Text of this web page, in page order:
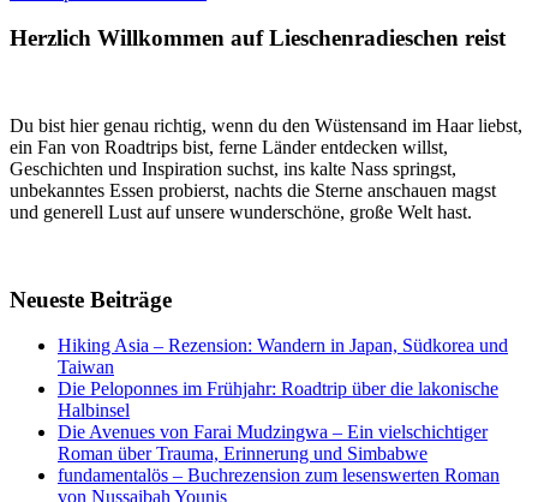
Herzlich Willkommen auf Lieschenradieschen reist
Du bist hier genau richtig, wenn du den Wüstensand im Haar liebst,
ein Fan von Roadtrips bist, ferne Länder entdecken willst,
Geschichten und Inspiration suchst, ins kalte Nass springst,
unbekanntes Essen probierst, nachts die Sterne anschauen magst
und generell Lust auf unsere wunderschöne, große Welt hast.
Neueste Beiträge
Hiking Asia – Rezension: Wandern in Japan, Südkorea und
Taiwan
Die Peloponnes im Frühjahr: Roadtrip über die lakonische
Halbinsel
Die Avenues von Farai Mudzingwa – Ein vielschichtiger
Roman über Trauma, Erinnerung und Simbabwe
fundamentalös – Buchrezension zum lesenswerten Roman
von Nussaibah Younis